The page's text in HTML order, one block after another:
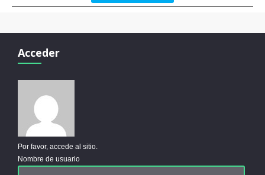
Acceder
Por favor, accede al sitio.
Nombre de usuario